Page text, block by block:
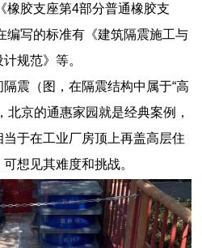
橡胶支座第4部分普通橡胶支
编写的标准有《建筑隔震施工与
规范》等。
震（图，在隔震结构中属于“高
北京的通惠家园就是经典案例，
于在工业厂房顶上再盖高层住
想见其难度和挑战。